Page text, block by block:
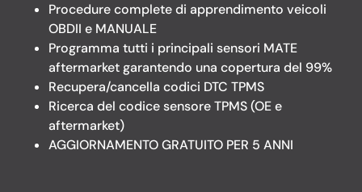
Procedure complete di apprendimento veicoli
OBDII e MANUALE
Programma tutti i principali sensori MATE
aftermarket garantendo una copertura del 99%
Recupera/cancella codici DTC TPMS
Ricerca del codice sensore TPMS (OE e
aftermarket)
AGGIORNAMENTO GRATUITO PER 5 ANNI